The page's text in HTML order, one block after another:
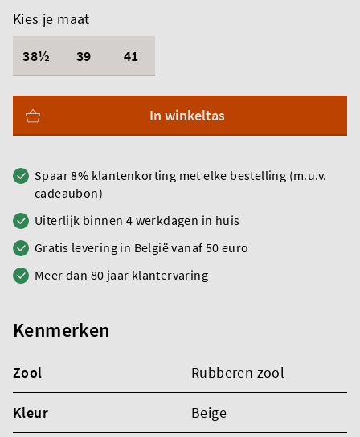
Kies je maat
38½
39 41
In winkeltas
Spaar 8% klantenkorting met elke bestelling (m.u.v.
cadeaubon)
Uiterlijk binnen 4 werkdagen in huis
Gratis levering in België vanaf 50 euro
Meer dan 80 jaar klantervaring
Kenmerken
Zool Rubberen zool
Kleur Beige